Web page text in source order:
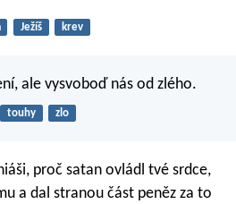
Ježíš krev
ale vysvoboď nás od zlého.
touhy zlo
proč satan ovládl tvé srdce,
a dal stranou část peněz za to